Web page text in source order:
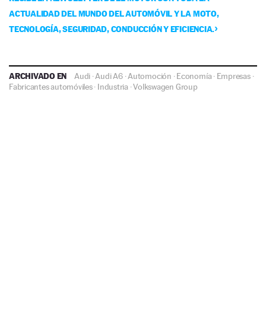
ACTUALIDAD DEL MUNDO DEL AUTOMÓVIL Y LA MOTO,
TECNOLOGÍA, SEGURIDAD, CONDUCCIÓN Y EFICIENCIA.
ARCHIVADO EN Audi ·Audi A6·Automoción ·Economía· Empresas·
Fabricantes automóviles· Industria·Volkswagen Group